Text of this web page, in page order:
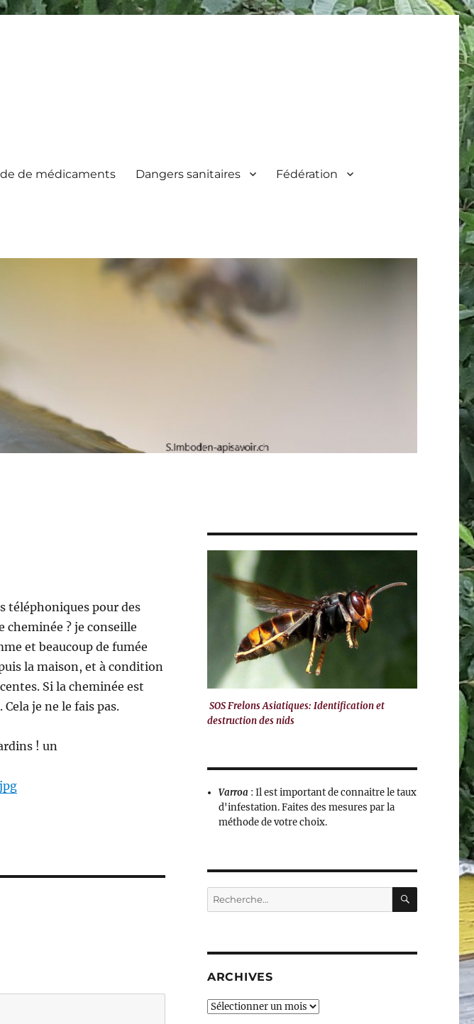
de médicaments Dangers sanitaires Fédération
téléphoniques pour des
cheminée ? je conseille
et beaucoup de fumée
la maison, et à condition
Si la cheminée est
je ne le fais pas.
! un
SOS Frelons Asiatiques: Identification et
destruction des nids
Varroa : Il est important de connaitre le taux
d'infestation. Faites des mesures par la
méthode de votre choix.
Recherche
pour :
ARCHIVES
Archives